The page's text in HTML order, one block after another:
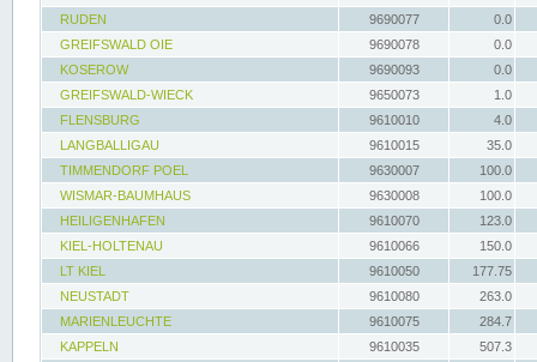
RUDEN
9690077
0.0
GREIFSWALD OIE
9690078
0.0
KOSEROW
9690093
0.0
GREIFSWALD-WIECK
9650073
1.0
FLENSBURG
9610010
4.0
LANGBALLIGAU
9610015
35.0
TIMMENDORF POEL
9630007
100.0
WISMAR-BAUMHAUS
9630008
100.0
HEILIGENHAFEN
9610070
123.0
KIEL-HOLTENAU
9610066
150.0
LT KIEL
9610050
177.75
NEUSTADT
9610080
263.0
MARIENLEUCHTE
9610075
284.7
KAPPELN
9610035
507.3